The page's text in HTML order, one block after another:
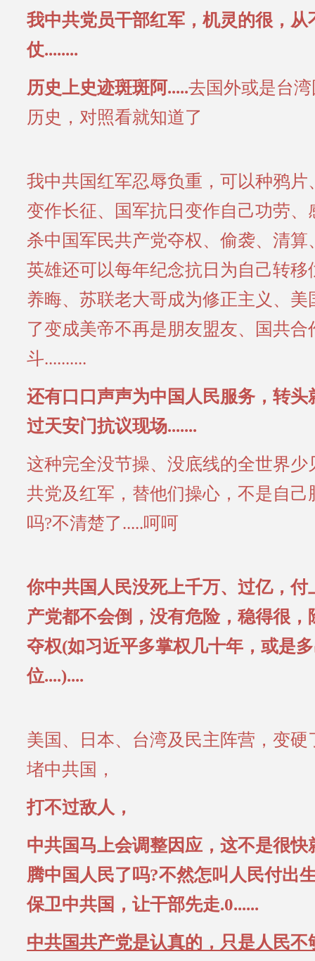
我中共党员干部红军，机灵的很，从
仗........
历史上史迹斑斑阿.....去国外或是台
历史，对照看就知道了
我中共国红军忍辱负重，可以种鸦片
变作长征、国军抗日变作自己功劳、
杀中国军民共产党夺权、偷袭、清算
英雄还可以每年纪念抗日为自己转移
养晦、苏联老大哥成为修正主义、美
了变成美帝不再是朋友盟友、国共合
斗..........
还有口口声声为中国人民服务，转头
过天安门抗议现场.......
这种完全没节操、没底线的全世界少
共党及红军，替他们操心，不是自己
吗?不清楚了.....呵呵
你中共国人民没死上千万、过亿，付
产党都不会倒，没有危险，稳得很，
夺权(如习近平多掌权几十年，或是
位....)....
美国、日本、台湾及民主阵营，变硬
堵中共国，
打不过敌人，
中共国马上会调整因应，这不是很快
腾中国人民了吗?不然怎叫人民付出
保卫中共国，让干部先走.0......
中共国共产党是认真的，只是人民不